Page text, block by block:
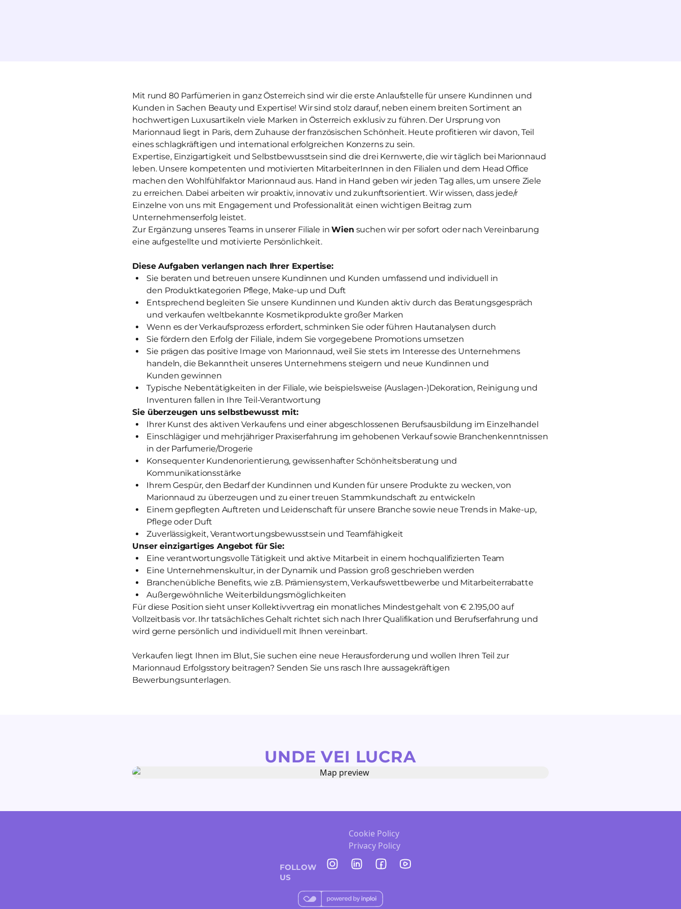
Mit rund 80 Parfümerien in ganz Österreich sind wir die erste Anlaufstelle für unsere Kundinnen und
Kunden in Sachen Beauty und Expertise! Wir sind stolz darauf, neben einem breiten Sortiment an
hochwertigen Luxusartikeln viele Marken in Österreich exklusiv zu führen. Der Ursprung von
Marionnaud liegt in Paris, dem Zuhause der französischen Schönheit. Heute profitieren wir davon, Teil
eines schlagkräftigen und international erfolgreichen Konzerns zu sein.
Expertise, Einzigartigkeit und Selbstbewusstsein sind die drei Kernwerte, die wir täglich bei Marionnaud
leben. Unsere kompetenten und motivierten MitarbeiterInnen in den Filialen und dem Head Office
machen den Wohlfühlfaktor Marionnaud aus. Hand in Hand geben wir jeden Tag alles, um unsere Ziele
zu erreichen. Dabei arbeiten wir proaktiv, innovativ und zukunftsorientiert. Wir wissen, dass jede/r
Einzelne von uns mit Engagement und Professionalität einen wichtigen Beitrag zum
Unternehmenserfolg leistet.
Zur Ergänzung unseres Teams in unserer Filiale inWien suchen wir per sofort oder nach Vereinbarung
eine aufgestellte und motivierte Persönlichkeit.
Diese Aufgaben verlangen nach Ihrer Expertise:
Sie beraten und betreuen unsere Kundinnen und Kunden umfassend und individuell in
den Produktkategorien Pflege, Make-up und Duft
Entsprechend begleiten Sie unsere Kundinnen und Kunden aktiv durch das Beratungsgespräch
und verkaufen weltbekannte Kosmetikprodukte großer Marken
Wenn es der Verkaufsprozess erfordert, schminken Sie oder führen Hautanalysen durch
Sie fördern den Erfolg der Filiale, indem Sie vorgegebene Promotions umsetzen
Sie prägen das positive Image von Marionnaud, weil Sie stets im Interesse des Unternehmens
handeln, die Bekanntheit unseres Unternehmens steigern und neue Kundinnen und
Kunden gewinnen
Typische Nebentätigkeiten in der Filiale, wie beispielsweise (Auslagen-)Dekoration, Reinigung und
Inventuren fallen in Ihre Teil-Verantwortung
Sie überzeugen uns selbstbewusst mit:
Ihrer Kunst des aktiven Verkaufens und einer abgeschlossenen Berufsausbildung im Einzelhandel
Einschlägiger und mehrjähriger Praxiserfahrung im gehobenen Verkauf sowie Branchenkenntnissen
in der Parfumerie/Drogerie
Konsequenter Kundenorientierung, gewissenhafter Schönheitsberatung und
Kommunikationsstärke
Ihrem Gespür, den Bedarf der Kundinnen und Kunden für unsere Produkte zu wecken, von
Marionnaud zu überzeugen und zu einer treuen Stammkundschaft zu entwickeln
Einem gepflegten Auftreten und Leidenschaft für unsere Branche sowie neue Trends in Make-up,
Pflege oder Duft
Zuverlässigkeit, Verantwortungsbewusstsein und Teamfähigkeit
Unser einzigartiges Angebot für Sie:
Eine verantwortungsvolle Tätigkeit und aktive Mitarbeit in einem hochqualifizierten Team
Eine Unternehmenskultur, in der Dynamik und Passion groß geschrieben werden
Branchenübliche Benefits, wie z.B. Prämiensystem, Verkaufswettbewerbe und Mitarbeiterrabatte
Außergewöhnliche Weiterbildungsmöglichkeiten
Für diese Position sieht unser Kollektivvertrag ein monatliches Mindestgehalt von € 2.195,00 auf
Vollzeitbasis vor. Ihr tatsächliches Gehalt richtet sich nach Ihrer Qualifikation und Berufserfahrung und
wird gerne persönlich und individuell mit Ihnen vereinbart.
Verkaufen liegt Ihnen im Blut, Sie suchen eine neue Herausforderung und wollen Ihren Teil zur
Marionnaud Erfolgsstory beitragen? Senden Sie uns rasch Ihre aussagekräftigen
Bewerbungsunterlagen.
UNDE VEI LUCRA
Cookie Policy
Privacy Policy
FOLLOW
US